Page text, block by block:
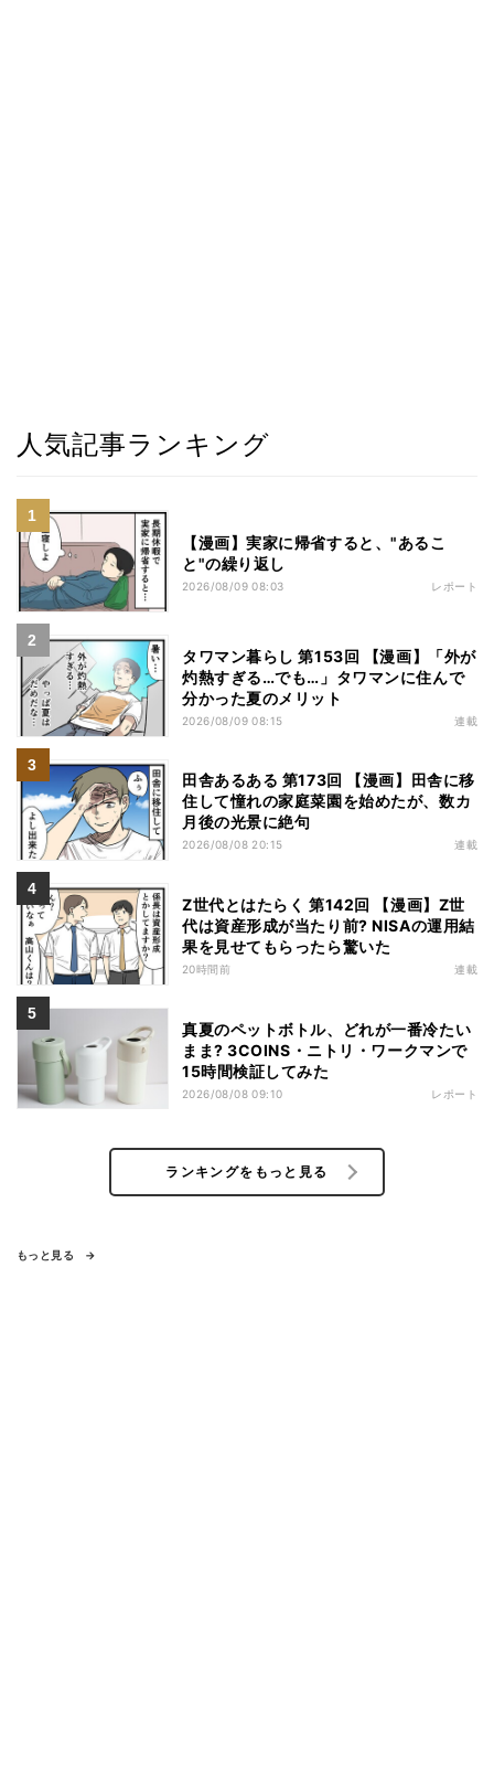
人気記事ランキング
【漫画】実家に帰省すると、"あるこ
と"の繰り返し
2026/08/09 08:03 レポート
タワマン暮らし 第153回 【漫画】「外が
灼熱すぎる…でも…」タワマンに住んで
分かった夏のメリット
2026/08/09 08:15 連載
田舎あるある 第173回 【漫画】田舎に移
住して憧れの家庭菜園を始めたが、数カ
月後の光景に絶句
2026/08/08 20:15 連載
Z世代とはたらく 第142回 【漫画】Z世
代は資産形成が当たり前? NISAの運用結
果を見せてもらったら驚いた
20時間前 連載
真夏のペットボトル、どれが一番冷たい
まま? 3COINS・ニトリ・ワークマンで
15時間検証してみた
2026/08/08 09:10 レポート
ランキングをもっと見る
もっと見る